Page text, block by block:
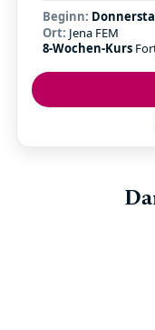
Beginn:
Ort: Jena FEM
8-Wochen-Kurs